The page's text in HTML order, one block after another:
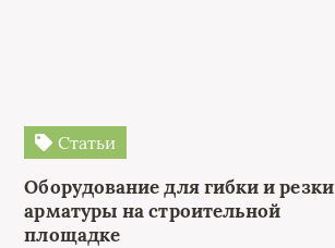
Статьи
Оборудование для гибки и резки
арматуры на строительной
площадке